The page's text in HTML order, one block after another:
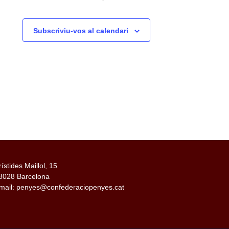
Subscriviu-vos al calendari
Maillol, 15
Barcelona
penyes@confederaciopenyes.cat